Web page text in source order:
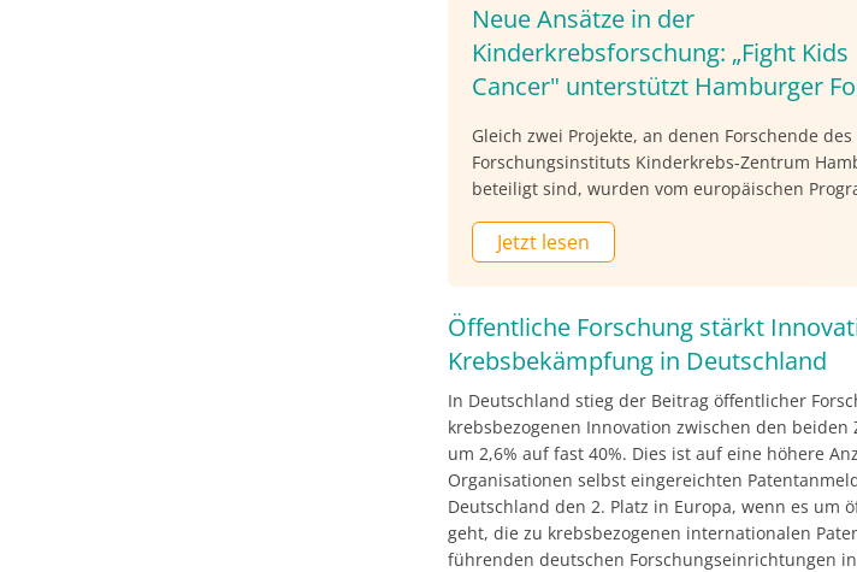
Neue Ansätze in der
Kinderkrebsforschung: „Fight Kids
Cancer" unterstützt Hamburger
Gleich zwei Projekte, an denen Forschende des
Forschungsinstituts Kinderkrebs-Zentrum
beteiligt sind, wurden vom europäischen
ausgewählt. Sie werden mit rund 3 Millionen
unterstützt. Bei den Forschungsvorhaben geht
behandeln sind.
Jetzt lesen
Öffentliche Forschung stärkt
Krebsbekämpfung in Deutschland
In Deutschland stieg der Beitrag öffentlicher
krebsbezogenen Innovation zwischen den beiden
um 2,6% auf fast 40%. Dies ist auf eine höhere
Organisationen selbst eingereichten
Deutschland den 2. Platz in Europa, wenn es um
geht, die zu krebsbezogenen internationalen
führenden deutschen Forschungseinrichtungen